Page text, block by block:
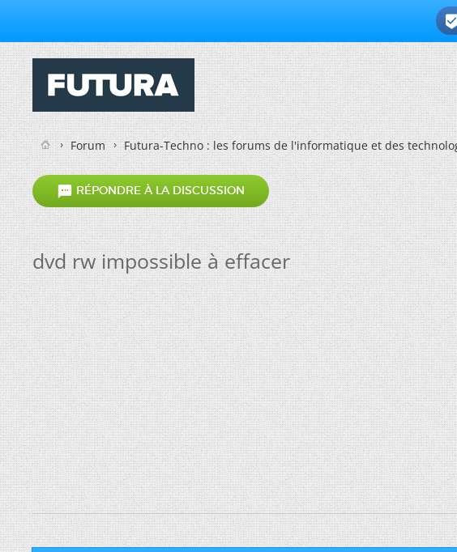

Forum Futura-Techno : les forums de l'informatique et des
 RÉPONDRE À LA DISCUSSION
dvd rw impossible à effacer